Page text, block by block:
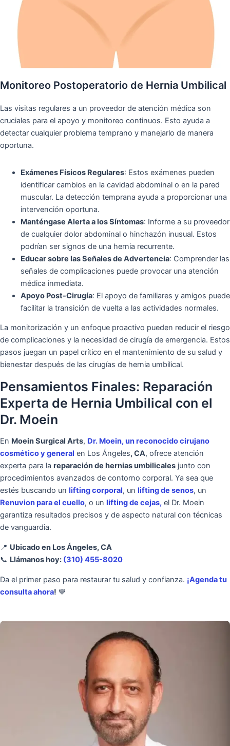
Monitoreo Postoperatorio de Hernia Umbilical
Las visitas regulares a un proveedor de atención médica son
cruciales para el apoyo y monitoreo continuos. Esto ayuda a
detectar cualquier problema temprano y manejarlo de manera
oportuna.
Exámenes Físicos Regulares: Estos exámenes pueden
identificar cambios en la cavidad abdominal o en la pared
muscular. La detección temprana ayuda a proporcionar una
intervención oportuna.
Manténgase Alerta a los Síntomas: Informe a su proveedor
de cualquier dolor abdominal o hinchazón inusual. Estos
podrían ser signos de una hernia recurrente.
Educar sobre las Señales de Advertencia: Comprender las
señales de complicaciones puede provocar una atención
médica inmediata.
Apoyo Post-Cirugía: El apoyo de familiares y amigos puede
facilitar la transición de vuelta a las actividades normales.
La monitorización y un enfoque proactivo pueden reducir el riesgo
de complicaciones y la necesidad de cirugía de emergencia. Estos
pasos juegan un papel crítico en el mantenimiento de su salud y
bienestar después de las cirugías de hernia umbilical.
Pensamientos Finales: Reparación
Experta de Hernia Umbilical con el
Dr. Moein
En Moein Surgical Arts, Dr. Moein, un reconocido cirujano
cosmético y general en Los Ángeles, CA, ofrece atención
experta para la reparación de hernias umbilicales junto con
procedimientos avanzados de contorno corporal. Ya sea que
estés buscando un lifting corporal, un lifting de senos, un
Renuvion para el cuello, o un lifting de cejas, el Dr. Moein
garantiza resultados precisos y de aspecto natural con técnicas
de vanguardia.
📍 Ubicado en Los Ángeles, CA
📞 Llámanos hoy: (310) 455-8020
Da el primer paso para restaurar tu salud y confianza. ¡Agenda tu
consulta ahora! 💙